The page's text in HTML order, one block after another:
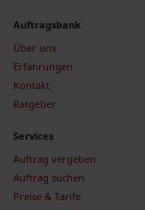
Auftragsbank
Über uns
Erfahrungen
Kontakt
Ratgeber
Services
Auftrag vergeben
Auftrag suchen
Preise & Tarife